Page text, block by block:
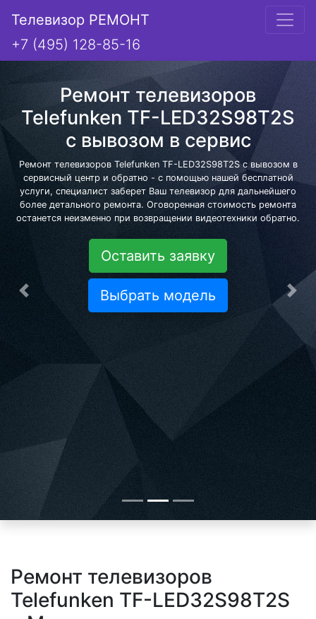
Телевизор РЕМОНТ
+7 (495) 128-85-16
Ремонт телевизоров
Telefunken TF-LED32S98T2S
с вывозом в сервис
Ремонт телевизоров Telefunken TF-LED32S98T2S с вывозом в
сервисный центр и обратно - с помощью нашей бесплатной
услуги, специалист заберет Ваш телевизор для дальнейшего
более детального ремонта. Оговоренная стоимость ремонта
останется неизменно при возвращении видеотехники обратно.
Оставить заявку
Выбрать модель
Предыдущая
Ремонт телевизоров
Telefunken TF-LED32S98T2S